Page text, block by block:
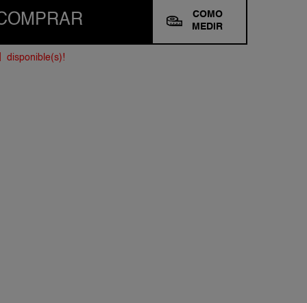
COMO
MEDIR
disponible(s)!